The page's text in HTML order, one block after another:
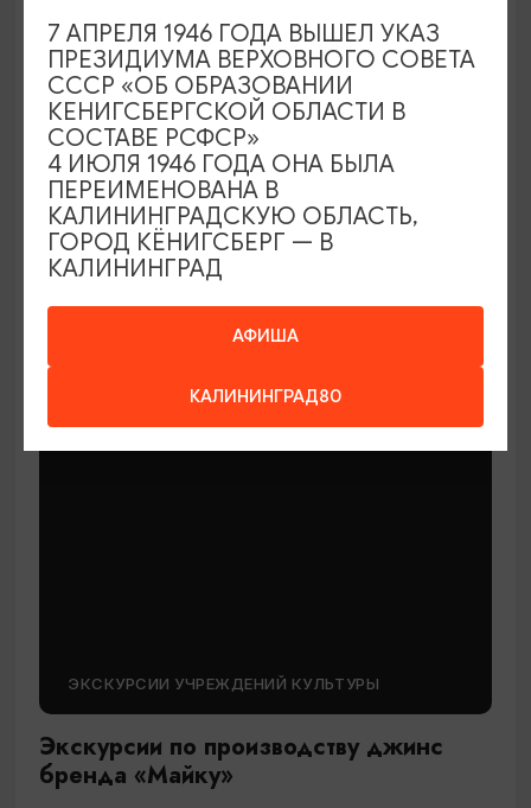
МАСТЕР-КЛАССЫ
Мастер-классы по керамике Елены
Бодяковой
Калининград, ул. Баранова, 45
ЭКСКУРСИИ УЧРЕЖДЕНИЙ КУЛЬТУРЫ
Экскурсии по производству джинс
бренда «Майку»
АФИША
КАЛИНИНГРАД80
7 АПРЕЛЯ 1946 ГОДА ВЫШЕЛ УКАЗ
ПРЕЗИДИУМА ВЕРХОВНОГО СОВЕТА
СССР «ОБ ОБРАЗОВАНИИ
КЕНИГСБЕРГСКОЙ ОБЛАСТИ В
СОСТАВЕ РСФСР»
4 ИЮЛЯ 1946 ГОДА ОНА БЫЛА
ПЕРЕИМЕНОВАНА В
КАЛИНИНГРАДСКУЮ ОБЛАСТЬ,
ГОРОД КЁНИГСБЕРГ — В
КАЛИНИНГРАД